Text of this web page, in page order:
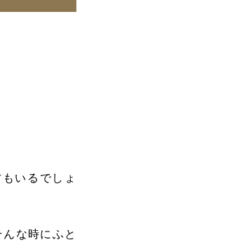
いるでしょ
な時にふと